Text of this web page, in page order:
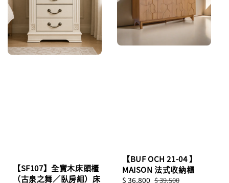
【SF107】全實木床頭櫃
（古泉之舞／臥房組）床
【BUF OCH 21-04 】
MAISON 法式收納櫃
Sale
$ 36,800 Regular
$ 39,500